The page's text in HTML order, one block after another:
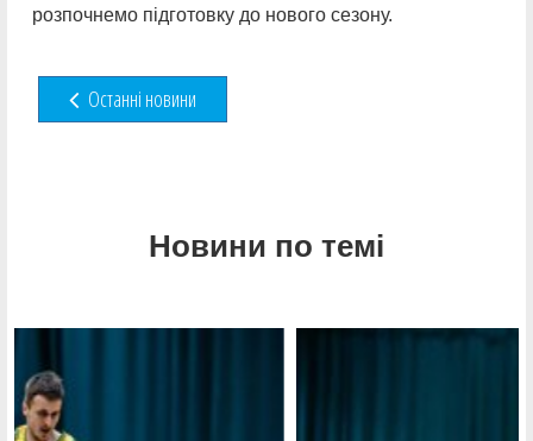
розпочнемо підготовку до нового сезону.
Останні новини
Новини по темі